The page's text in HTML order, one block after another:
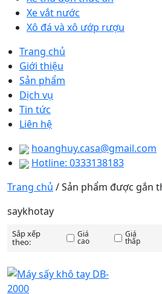
Xe vắt nước
Xô đá và xô ướp rượu
Trang chủ
Giới thiệu
Sản phẩm
Dịch vụ
Tin tức
Liên hệ
hoanghuy.casa@gmail.com
Hotline: 0333138183
Trang chủ / Sản phẩm được gắn
saykhotay
Sắp xếp
theo:
Giá
cao
Giá
thấp